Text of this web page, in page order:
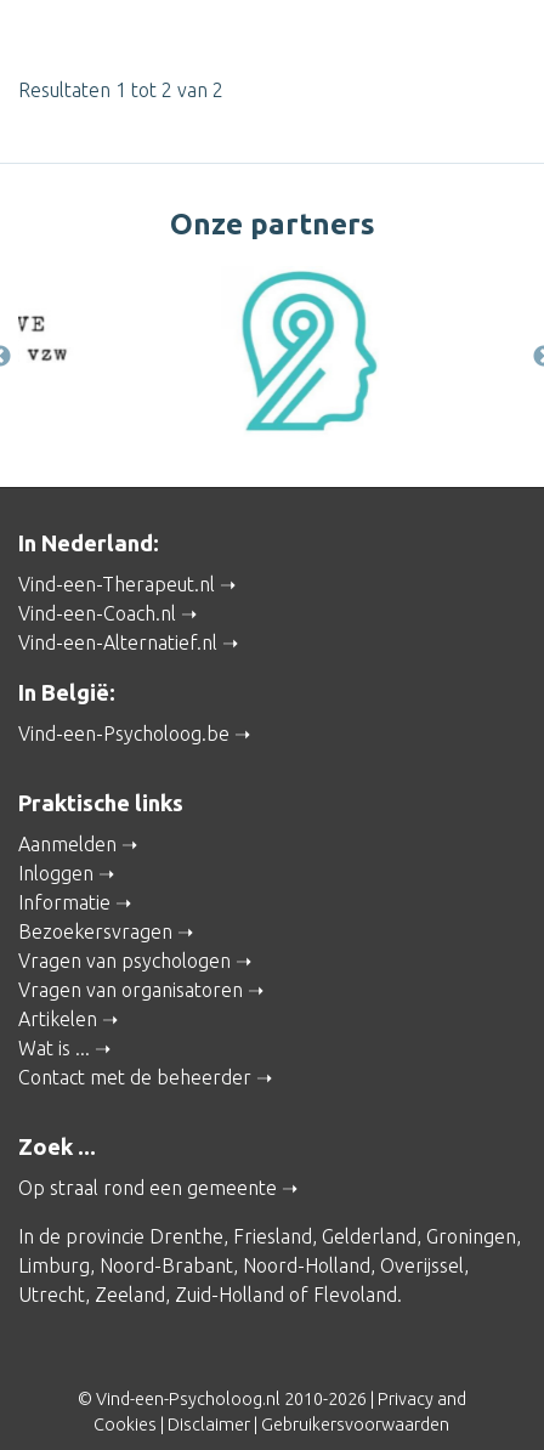
Resultaten 1 tot 2 van 2
Onze partners
In Nederland:
Vind-een-Therapeut.nl
Vind-een-Coach.nl
Vind-een-Alternatief.nl
In België:
Vind-een-Psycholoog.be
Praktische links
Aanmelden
Inloggen
Informatie
Bezoekersvragen
Vragen van psychologen
Vragen van organisatoren
Artikelen
Wat is ...
Contact met de beheerder
Zoek ...
Op straal rond een gemeente
In de provincie Drenthe, Friesland, Gelderland, Groningen,
Limburg, Noord-Brabant, Noord-Holland, Overijssel,
Utrecht, Zeeland, Zuid-Holland of Flevoland.
© Vind-een-Psycholoog.nl 2010-2026 | Privacy and
Cookies
Disclaimer Gebruikersvoorwaarden